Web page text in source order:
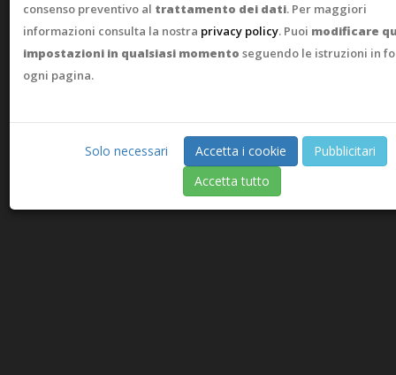
consenso preventivo al trattamento dei dati. Per maggiori
informazioni consulta la nostra privacy policy. Puoi modificare
impostazioni in qualsiasi momento seguendo le istruzioni in
ogni pagina.
Solo necessari Accetta i cookie
Pubblicitari
Accetta tutto